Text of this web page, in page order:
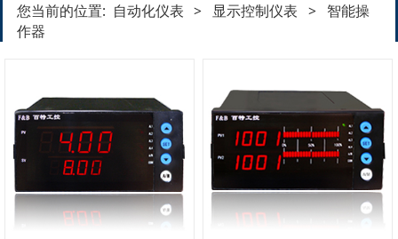
您当前的位置: 自动化仪表 > 显示控制仪表 > 智能操
作器